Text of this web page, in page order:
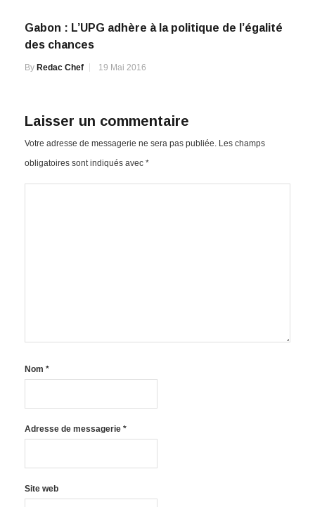
Gabon : L’UPG adhère à la politique de l’égalité
des chances
By Redac Chef 19 Mai 2016
Laisser un commentaire
Votre adresse de messagerie ne sera pas publiée. Les champs
obligatoires sont indiqués avec *
Nom *
Adresse de messagerie *
Site web